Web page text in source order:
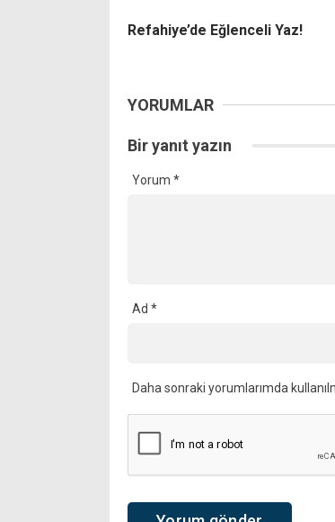
Refahiye’de Eğlenceli Yaz!
YORUMLAR
Bir yanıt yazın
Yorum *
Ad *
Daha sonraki yorumlarımda